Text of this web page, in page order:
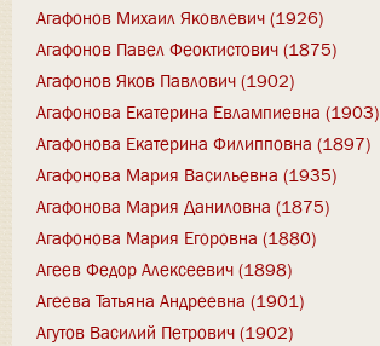
Агафонов Михаил Яковлевич (1926)
Агафонов Павел Феоктистович (1875)
Агафонов Яков Павлович (1902)
Агафонова Екатерина Евлампиевна (1903)
Агафонова Екатерина Филипповна (1897)
Агафонова Мария Васильевна (1935)
Агафонова Мария Даниловна (1875)
Агафонова Мария Егоровна (1880)
Агеев Федор Алексеевич (1898)
Агеева Татьяна Андреевна (1901)
Агутов Василий Петрович (1902)